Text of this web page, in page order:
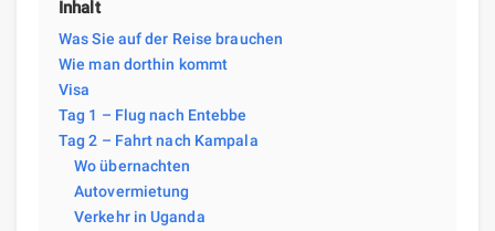
Inhalt
Was Sie auf der Reise brauchen
Wie man dorthin kommt
Visa
Tag 1 – Flug nach Entebbe
Tag 2 – Fahrt nach Kampala
Wo übernachten
Autovermietung
Verkehr in Uganda